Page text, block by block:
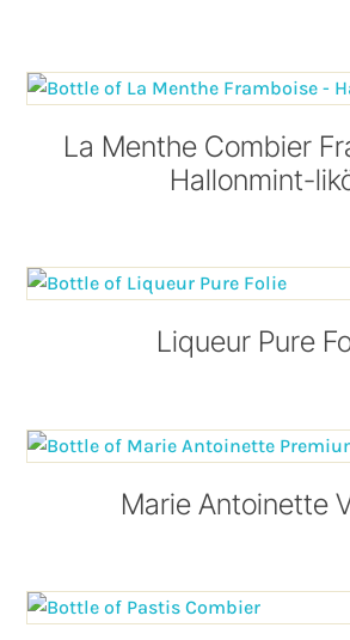
La Menthe Combier
Hallonmint-
Liqueur Pure
Marie Antoinette